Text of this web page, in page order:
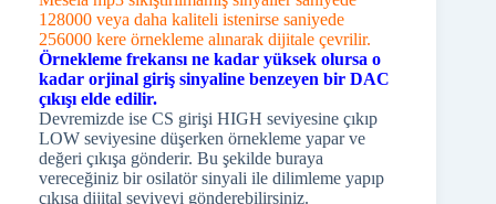
128000 veya daha kaliteli istenirse saniyede
256000 kere örnekleme alınarak dijitale çevrilir.
Örnekleme frekansı ne kadar yüksek olursa o
kadar orjinal giriş sinyaline benzeyen bir DAC
çıkışı elde edilir.
Devremizde ise CS girişi HIGH seviyesine çıkıp
LOW seviyesine düşerken örnekleme yapar ve
değeri çıkışa gönderir. Bu şekilde buraya
vereceğiniz bir osilatör sinyali ile dilimleme yapıp
çıkışa dijital seviyeyi gönderebilirsiniz.